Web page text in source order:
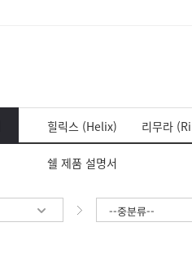
힐릭스 (Helix) 리무라
쉘 제품 설명서
--중분류--